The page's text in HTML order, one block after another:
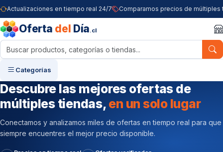
Actualizaciones en tiempo real 24/7 Comparamos precios de múltiples
Oferta del Día.cl
Categorías
Descubre las mejores ofertas de
múltiples tiendas, en un solo lugar
Conectamos y analizamos miles de ofertas en tiempo real para que
siempre encuentres el mejor precio disponible.